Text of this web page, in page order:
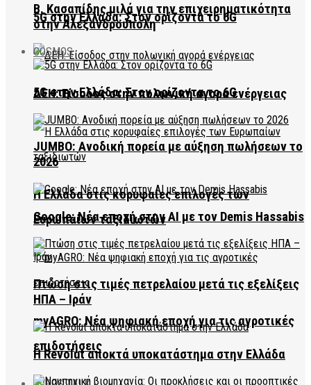
5G στην Ελλάδα: Στον ορίζοντα το 6G
ΔΕΗ: Είσοδος στην πολωνική αγορά ενέργειας
Η Ελλάδα στις κορυφαίες επιλογές των
Ευρωπαίων ταξιδιωτών
myAGRO: Νέα ψηφιακή εποχή για τις αγροτικές
επιδοτήσεις
Β. Κασαπίδης μιλά για την επιχειρηματικότητα
στην Αλεξανδρούπολη
COSMOS
5G στην Ελλάδα: Στον ορίζοντα το 6G
JUMBO: Ανοδική πορεία με αύξηση πωλήσεων το
2026
Google: Νέα εποχή στην AI με τον Demis Hassabis
Πτώση στις τιμές πετρελαίου μετά τις εξελίξεις
ΗΠΑ – Ιράν
Η Revolut αποκτά υποκατάστημα στην Ελλάδα